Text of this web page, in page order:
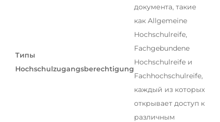
Типы
Hochschulzugangsberechtigung
документа, такие
как Allgemeine
Hochschulreife,
Fachgebundene
Hochschulreife и
Fachhochschulreife,
каждый из которых
открывает доступ к
различным